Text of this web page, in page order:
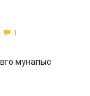
1
мунапыс